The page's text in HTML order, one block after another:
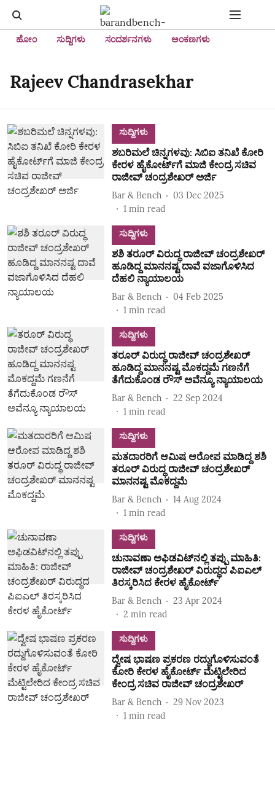
ಹೋಂ ಸುದ್ದಿಗಳು ಸಂದರ್ಶನಗಳು ಅಂಕಣಗಳು
Rajeev Chandrasekhar
ಸುದ್ದಿಗಳು
ಶಬರಿಮಲೆ ಚಿನ್ನಗಳವು: ಸಿಬಿಐ ತನಿಖೆ ಕೋರಿ
ಕೇರಳ ಹೈಕೋರ್ಟ್‌ಗೆ ಮಾಜಿ ಕೇಂದ್ರ ಸಚಿವ
ರಾಜೀವ್ ಚಂದ್ರಶೇಖರ್ ಅರ್ಜಿ
Bar & Bench
03 Dec 2025
1 min read
ಸುದ್ದಿಗಳು
ಶಶಿ ತರೂರ್ ವಿರುದ್ಧ ರಾಜೀವ್ ಚಂದ್ರಶೇಖರ್
ಹೂಡಿದ್ದ ಮಾನನಷ್ಟ ದಾವೆ ವಜಾಗೊಳಿಸಿದ
ದೆಹಲಿ ನ್ಯಾಯಾಲಯ
Bar & Bench
04 Feb 2025
1 min read
ಸುದ್ದಿಗಳು
ತರೂರ್ ವಿರುದ್ಧ ರಾಜೀವ್ ಚಂದ್ರಶೇಖರ್
ಹೂಡಿದ್ದ ಮಾನನಷ್ಟ ಮೊಕದ್ದಮೆ ಗಣನೆಗೆ
ತೆಗೆದುಕೊಂಡ ರೌಸ್ ಅವೆನ್ಯೂ ನ್ಯಾಯಾಲಯ
Bar & Bench
22 Sep 2024
1 min read
ಸುದ್ದಿಗಳು
ಮತದಾರರಿಗೆ ಆಮಿಷ ಆರೋಪ ಮಾಡಿದ್ದ ಶಶಿ
ತರೂರ್ ವಿರುದ್ಧ ರಾಜೀವ್ ಚಂದ್ರಶೇಖರ್
ಮಾನನಷ್ಟ ಮೊಕದ್ದಮೆ
Bar & Bench
14 Aug 2024
1 min read
ಸುದ್ದಿಗಳು
ಚುನಾವಣಾ ಅಫಿಡವಿಟ್‌ನಲ್ಲಿ ತಪ್ಪು ಮಾಹಿತಿ:
ರಾಜೀವ್ ಚಂದ್ರಶೇಖರ್ ವಿರುದ್ಧದ ಪಿಐಎಲ್‌
ತಿರಸ್ಕರಿಸಿದ ಕೇರಳ ಹೈಕೋರ್ಟ್‌
Bar & Bench
23 Apr 2024
2 min read
ಸುದ್ದಿಗಳು
ದ್ವೇಷ ಭಾಷಣ ಪ್ರಕರಣ ರದ್ದುಗೊಳಿಸುವಂತೆ
ಕೋರಿ ಕೇರಳ ಹೈಕೋರ್ಟ್ ಮೆಟ್ಟಿಲೇರಿದ
ಕೇಂದ್ರ ಸಚಿವ ರಾಜೀವ್ ಚಂದ್ರಶೇಖರ್
Bar & Bench
29 Nov 2023
1 min read